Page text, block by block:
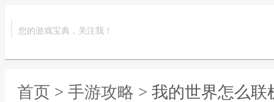
您的游戏宝典，关注我！
首页 > 手游攻略 > 我的世界怎么